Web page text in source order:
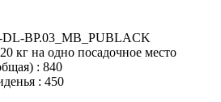
DL-BP.03_MB_PUBLACK
кг на одно посадочное место
: 840
: 450